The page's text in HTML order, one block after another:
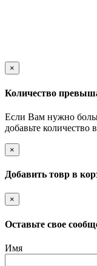
×
Количество
Если Вам нужно
добавьте количество
×
Добавить товр в
×
Оставьте свое
Имя